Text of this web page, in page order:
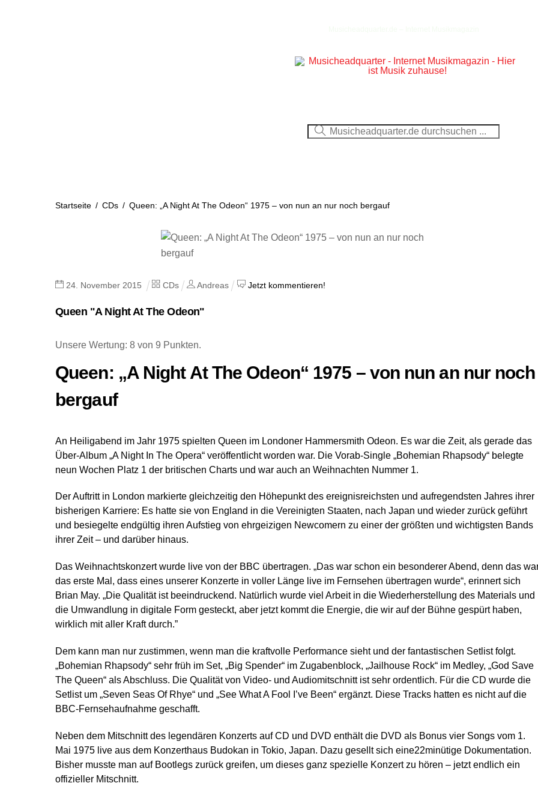
Startseite / CDs / Queen: „A Night At The Odeon“ 1975 – von nun an nur noch bergauf
24 November 2015 CDs Andreas Jetzt kommentieren!
Queen "A Night At The Odeon"
Unsere Wertung: 8 von 9 Punkten.
Queen: „A Night At The Odeon“ 1975 – von nun an nur noch
bergauf
An Heiligabend im Jahr 1975 spielten Queen im Londoner Hammersmith Odeon. Es war die Zeit, als gerade das
Über-Album „A Night In The Opera“ veröffentlicht worden war. Die Vorab-Single „Bohemian Rhapsody“ belegte
neun Wochen Platz 1 der britischen Charts und war auch an Weihnachten Nummer 1.
Der Auftritt in London markierte gleichzeitig den Höhepunkt des ereignisreichsten und aufregendsten Jahres ihrer
bisherigen Karriere: Es hatte sie von England in die Vereinigten Staaten, nach Japan und wieder zurück geführt
und besiegelte endgültig ihren Aufstieg von ehrgeizigen Newcomern zu einer der größten und wichtigsten Bands
ihrer Zeit – und darüber hinaus.
Das Weihnachtskonzert wurde live von der BBC übertragen. „Das war schon ein besonderer Abend, denn das
das erste Mal, dass eines unserer Konzerte in voller Länge live im Fernsehen übertragen wurde“, erinnert sich
Brian May. „Die Qualität ist beeindruckend. Natürlich wurde viel Arbeit in die Wiederherstellung des Materials und
die Umwandlung in digitale Form gesteckt, aber jetzt kommt die Energie, die wir auf der Bühne gespürt haben,
wirklich mit aller Kraft durch.”
Dem kann man nur zustimmen, wenn man die kraftvolle Performance sieht und der fantastischen Setlist folgt.
„Bohemian Rhapsody“ sehr früh im Set, „Big Spender“ im Zugabenblock, „Jailhouse Rock“ im Medley, „God Save
The Queen“ als Abschluss. Die Qualität von Video- und Audiomitschnitt ist sehr ordentlich. Für die CD wurde die
Setlist um „Seven Seas Of Rhye“ und „See What A Fool I’ve Been“ ergänzt. Diese Tracks hatten es nicht auf die
BBC-Fernsehaufnahme geschafft.
Neben dem Mitschnitt des legendären Konzerts auf CD und DVD enthält die DVD als Bonus vier Songs vom 1.
Mai 1975 live aus dem Konzerthaus Budokan in Tokio, Japan. Dazu gesellt sich eine22minütige Dokumentation.
Bisher musste man auf Bootlegs zurück greifen, um dieses ganz spezielle Konzert zu hören – jetzt endlich ein
offizieller Mitschnitt.